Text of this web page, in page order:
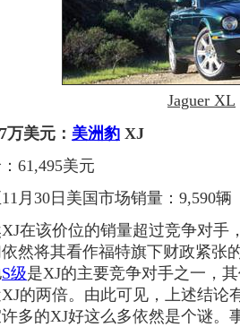
Jaguer XL
万美元： 美洲豹 XJ
美元
30日美国市场销量：9,590辆
该价位的销量超过竞争对手
然将其看作福特旗下财政紧张
S级是XJ的主要竞争对手之一，
的两倍。由此可见，上述结论
多的XJ好这么多依然是个谜。